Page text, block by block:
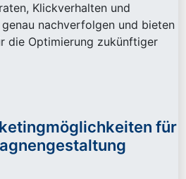
Klickverhalten und
nachverfolgen und bieten
die Optimierung zukünftiger
für